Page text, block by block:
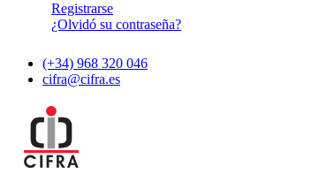
Registrarse
¿Olvidó su contraseña?
(+34) 968 320 046
cifra@cifra.es